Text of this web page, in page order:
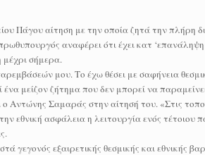
Πάγου αίτηση με την οποία ζητά την πλήρη
αναφέρει ότι έχει κατ ‘επανάληψη
μέχρι σήμερα.
μου. Το έχω θέσει με σαφήνεια
μείζον ζήτημα που δεν μπορεί να
Αντώνης Σαμαράς στην αίτησή του. «Στις
εθνική ασφάλεια η λειτουργία ενός τέτοιου
γεγονός εξαιρετικής θεσμικής και εθνικής